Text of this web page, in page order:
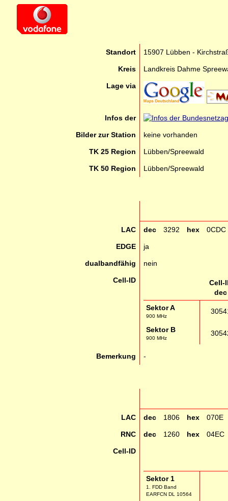
Standort 15907 Lübben -
Kreis Landkreis Dahme
Lage via
Infos der
Bilder zur Station keine vorhanden
TK 25 Region Lübben/Spreewald
TK 50 Region Lübben/Spreewald
LAC dec 3292 hex 0CDC
EDGE ja
dualbandfähig nein
Cell-ID
Cell-
dec
Sektor A
900 MHz
Sektor B
900 MHz
Bemerkung -
LAC dec 1806 hex 070E
RNC dec 1260 hex 04EC
Cell-ID
Sektor 1
1. FDD Band
EARFCN DL 10564